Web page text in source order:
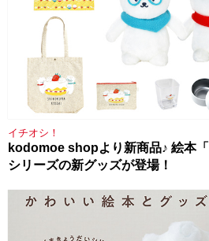
イチオシ！
kodomoe shopより新商品♪ 絵本「
シリーズの新グッズが登場！